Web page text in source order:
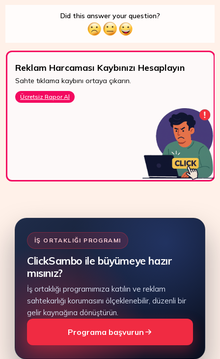
Did this answer your question?
Reklam Harcaması Kaybınızı Hesaplayın
Sahte tıklama kaybını ortaya çıkarın.
Ücretsiz Rapor Al
7/24 Destek
WhatsApp, canlı
İŞ ORTAKLIĞI PROGRAMI
ClickSambo ile büyümeye hazır
mısınız?
İş ortaklığı programımıza katılın ve reklam
sahtekarlığı korumasını ölçeklenebilir, düzenli bir
gelir kaynağına dönüştürün.
Programa başvurun